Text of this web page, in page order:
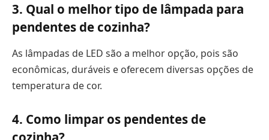
3. Qual o melhor tipo de lâmpada para
pendentes de cozinha?
As lâmpadas de LED são a melhor opção, pois são
econômicas, duráveis e oferecem diversas opções de
temperatura de cor.
4. Como limpar os pendentes de